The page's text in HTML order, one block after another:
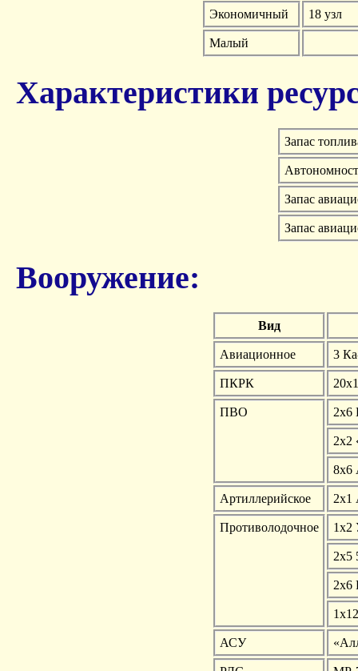
Экономичный 18 узл
Малый
Характеристики
Запас
Запас
Запас
Вооружение:
Вид
Авиационное 3
ПКРК
ПВО
Артиллерийское 2х1
Противолодочное 1х2
2х5
2х6
АСУ